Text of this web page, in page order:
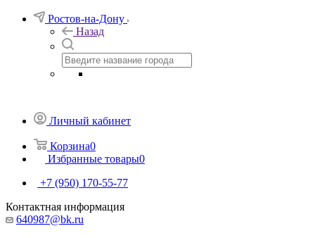
Ростов-на-Дону
Назад
Личный кабинет
Корзина0
Избранные товары0
+7 (950) 170-55-77
Контактная информация
640987@bk.ru